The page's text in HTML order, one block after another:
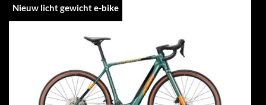
Nieuw licht gewicht e-bike